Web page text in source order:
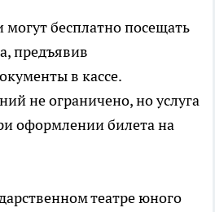
бесплатно посещать
предъявив
в кассе.
не ограничено, но услуга
оформлении билета на
театре юного